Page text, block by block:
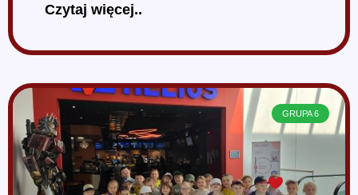
Czytaj więcej..
GRUPA 6